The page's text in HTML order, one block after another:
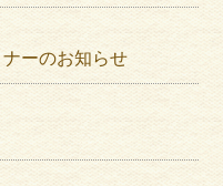
ーのお知らせ